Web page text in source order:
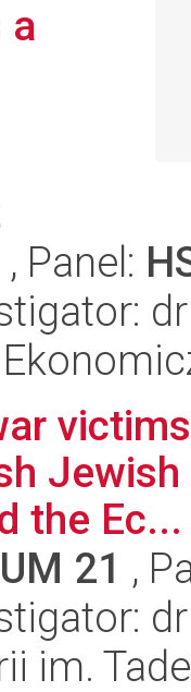
a
, Panel:
the Ec...
21 ,
im.